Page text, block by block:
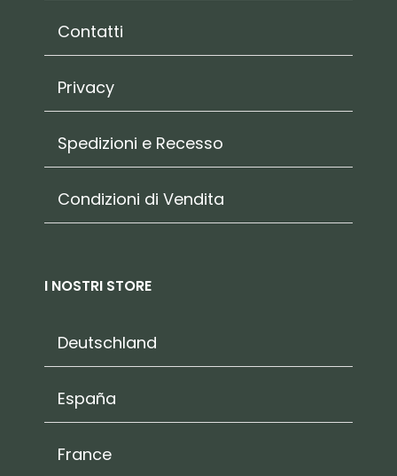
Contatti
Privacy
Spedizioni e Recesso
Condizioni di Vendita
I NOSTRI STORE
Deutschland
España
France